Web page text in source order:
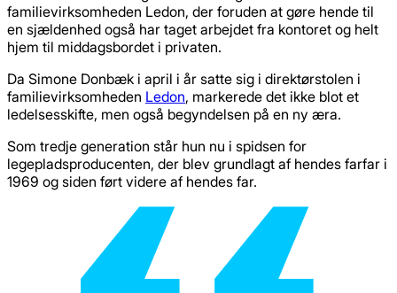
familievirksomheden Ledon, der foruden at gøre hende til
en sjældenhed også har taget arbejdet fra kontoret og helt
hjem til middagsbordet i privaten.
Da Simone Donbæk i april i år satte sig i direktørstolen i
familievirksomheden Ledon, markerede det ikke blot et
ledelsesskifte, men også begyndelsen på en ny æra.
Som tredje generation står hun nu i spidsen for
legepladsproducenten, der blev grundlagt af hendes farfar i
1969 og siden ført videre af hendes far.